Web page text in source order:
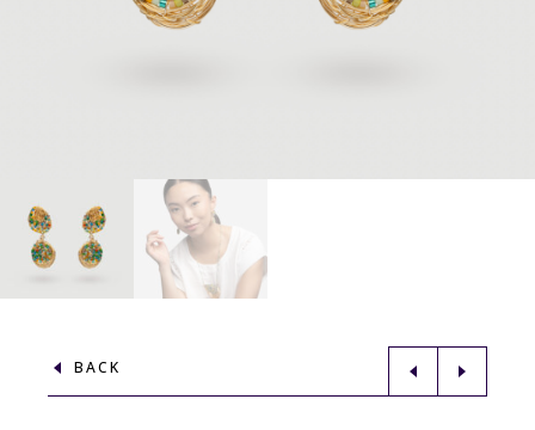
BACK